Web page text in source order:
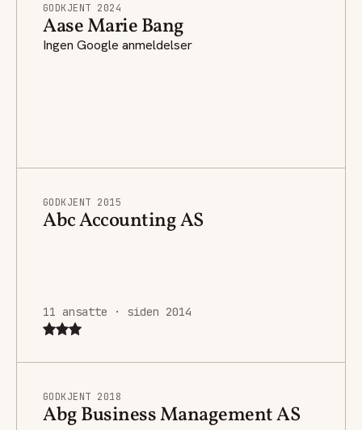
GODKJENT 2024
Aase Marie Bang
Ingen Google anmeldelser
GODKJENT 2015
Abc Accounting AS
11 ansatte · siden 2014
GODKJENT 2018
Abg Business Management AS